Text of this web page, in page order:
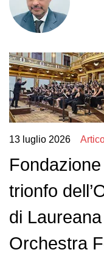
13 luglio 2026
trionfo
di
Orchestra